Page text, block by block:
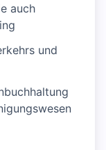
auch
und